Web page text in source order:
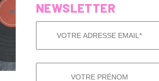
NEWSLETTER